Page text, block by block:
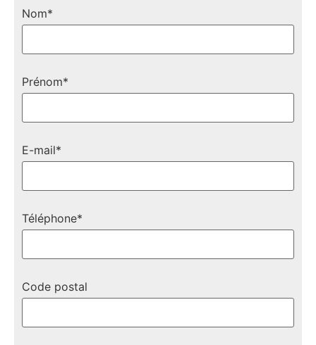
Nom*
Prénom*
E-mail*
Téléphone*
Code postal